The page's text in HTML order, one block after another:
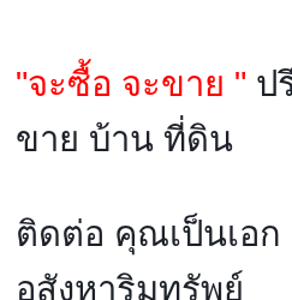
"จะซื้อ จะขาย " ป
ขาย บ้าน ที่ดิน
ติดต่อ คุณเป็นเอก
อสังหาริมทรัพย์